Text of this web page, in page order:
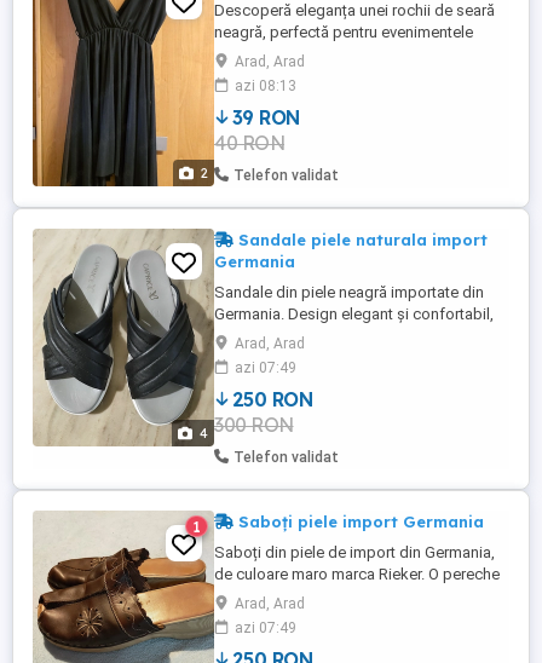
2
Descoperă eleganța unei rochii de seară
neagră, perfectă pentru evenimentele
speciale. Realizată din material de înaltă
calitate, această rochie este alegerea
ideală pentru a străluci în serile
deosebite.Rochia e nouă, mărimea S, preț
39 RON. Aștept oferte în privat.
Arad, Arad
azi 08:13
39 RON
40 RON
Telefon validat
4
Sandale piele naturala import
Germania
Sandale din piele neagră importate din
Germania. Design elegant și confortabil,
perfecte pentru a completa orice ținută.
Oferă un aspect rafinat și sunt potrivite
pentru diferite ocazii. Descoperă calitatea
și stilul german în aceste sandale
deosebite. Numărul 38 model Caprice.
Predare personală în Arad ...
Arad, Arad
azi 07:49
250 RON
300 RON
Telefon validat
1 Saboți piele import Germania
Saboți din piele de import din Germania,
de culoare maro marca Rieker. O pereche
de încălțăminte eleganta și de calitate
pentru a completa orice ținută. Predare
personală în Arad. Posibilitatea trimiterii
Arad, Arad
azi 07:49